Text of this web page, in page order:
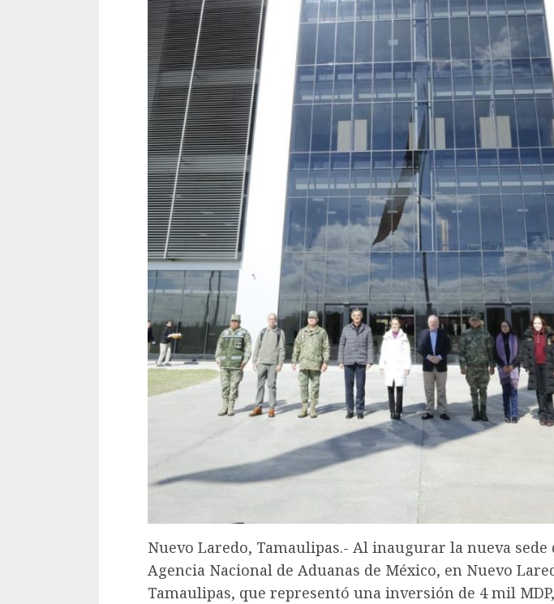
Nuevo Laredo, Tamaulipas.- Al inaugurar la nueva sede
Agencia Nacional de Aduanas de México, en Nuevo
Tamaulipas, que representó una inversión de 4 mil